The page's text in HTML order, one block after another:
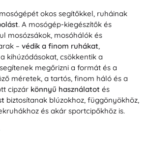
okos segítőkkel, ruháinak
. A mosógép-kiegészítők és
mosózsákok, mosóhálók és
– védik a finom ruhákat,
kihúzódásokat, csökkentik a
megőrizni a formát és a
méretek, a tartós, finom háló és a
cipzár könnyű használatot és
biztosítanak blúzokhoz, függönyökhöz,
és akár sportcipőkhöz is.
válasszon mosógolyókat,
– csökkentik a